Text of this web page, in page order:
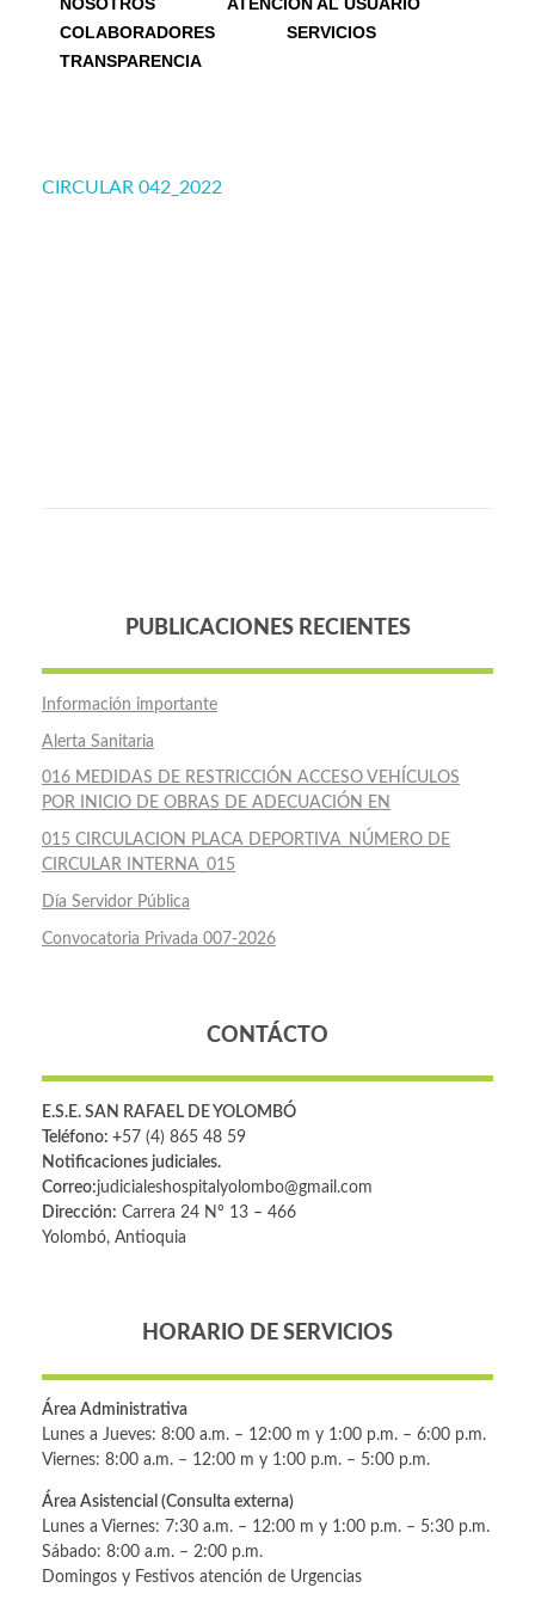
COLABORADORES
SERVICIOS
TRANSPARENCIA
CIRCULAR 042_2022
PUBLICACIONES RECIENTES
Información importante
Alerta Sanitaria
016 MEDIDAS DE RESTRICCIÓN ACCESO VEHÍCULOS
POR INICIO DE OBRAS DE ADECUACIÓN EN
015 CIRCULACION PLACA DEPORTIVA_NÚMERO DE
CIRCULAR INTERNA_015
Día Servidor Pública
Convocatoria Privada 007-2026
CONTÁCTO
E.S.E. SAN RAFAEL DE YOLOMBÓ
Teléfono: +57 (4) 865 48 59
Notificaciones judiciales.
Correo:judicialeshospitalyolombo@gmail.com
Dirección: Carrera 24 Nº 13 – 466
Yolombó, Antioquia
HORARIO DE SERVICIOS
Área Administrativa
Lunes a Jueves: 8:00 a.m. – 12:00 m y 1:00 p.m. – 6:00 p.m.
Viernes: 8:00 a.m. – 12:00 m y 1:00 p.m. – 5:00 p.m.
Área Asistencial (Consulta externa)
Lunes a Viernes: 7:30 a.m. – 12:00 m y 1:00 p.m. – 5:30 p.m.
Sábado: 8:00 a.m. – 2:00 p.m.
Domingos y Festivos atención de Urgencias